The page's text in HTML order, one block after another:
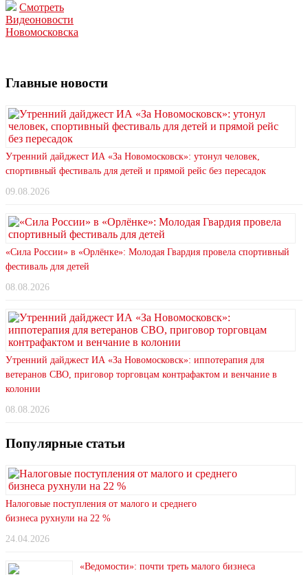
Смотреть
Видеоновости
Новомосковска
Главные новости
Утренний дайджест ИА «За Новомосковск»: утонул человек,
спортивный фестиваль для детей и прямой рейс без пересадок
09.08.2026
«Сила России» в «Орлёнке»: Молодая Гвардия провела спортивный
фестиваль для детей
08.08.2026
Утренний дайджест ИА «За Новомосковск»: иппотерапия для
ветеранов СВО, приговор торговцам контрафактом и венчание в
колонии
08.08.2026
Популярные статьи
Налоговые поступления от малого и среднего
бизнеса рухнули на 22 %
24.04.2026
«Ведомости»: почти треть малого бизнеса